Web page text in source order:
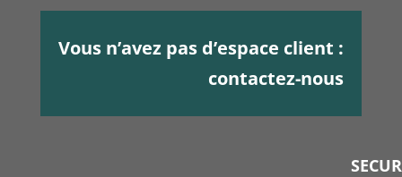
Vous n’avez pas d’espace client :
contactez-nous